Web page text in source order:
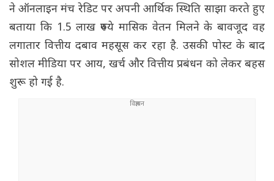
ने ऑनलाइन मंच रेडिट पर अपनी आर्थिक स्थिति साझा करते हुए
बताया कि 1.5 लाख रुपये मासिक वेतन मिलने के बावजूद वह
लगातार वित्तीय दबाव महसूस कर रहा है. उसकी पोस्ट के बाद
सोशल मीडिया पर आय, खर्च और वित्तीय प्रबंधन को लेकर बहस
शुरू हो गई है.